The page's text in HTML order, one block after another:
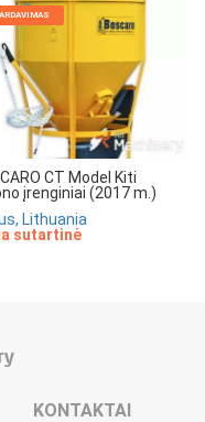
CT Model Kiti
įrenginiai (2017 m.)
Lithuania
sutartinė
KONTAKTAI